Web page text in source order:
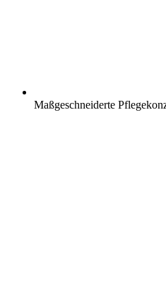
Maßgeschneiderte